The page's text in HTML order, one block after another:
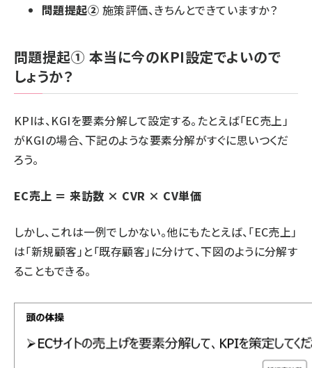
問題提起② 施策評価、きちんとできていますか？
問題提起① 本当に今のKPI設定でよいので
しょうか？
KPIは、KGIを要素分解して設定する。たとえば「EC売上」
がKGIの場合、下記のような要素分解がすぐに思いつくだ
ろう。
EC売上 ＝ 来訪数 × CVR × CV単価
しかし、これは一例でしかない。他にもたとえば、「EC売上」
は「新規顧客」と「既存顧客」に分けて、下図のように分解す
ることもできる。